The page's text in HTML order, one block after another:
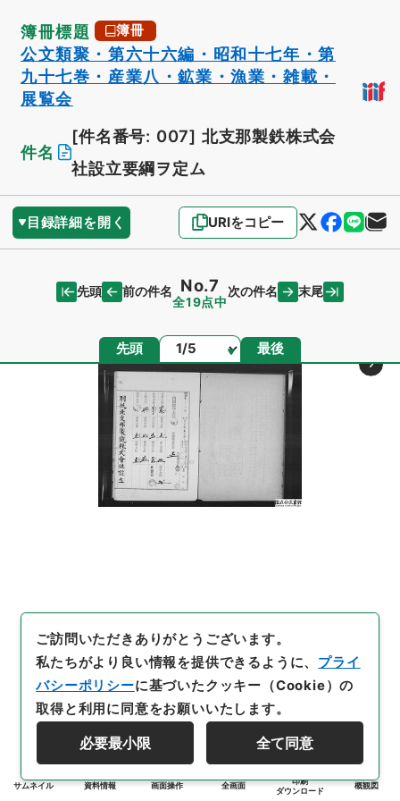
簿冊標題 簿冊
公文類聚・第六十六編・昭和十七年・第
九十七巻・産業八・鉱業・漁業・雑載・
展覧会
件名
[件名番号: 007] 北支那製鉄株式会
社設立要綱ヲ定ム
目録詳細を開く URIをコピー
先頭 前の件名 No.7
全19点中
次の件名 末尾
先頭 ページ 最後
サムネイル 資料情報 画面操作 全画面
印刷
ダウンロード
概観図
ご訪問いただきありがとうございます。
私たちがより良い情報を提供できるように、 プライ
バシーポリシーに基づいたクッキー（Cookie）の
取得と利用に同意をお願いいたします。
必要最小限 全て同意